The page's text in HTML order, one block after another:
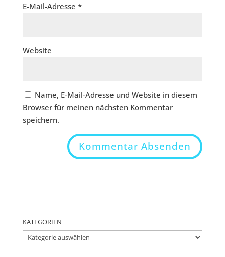
E-Mail-Adresse *
Website
Name, E-Mail-Adresse und Website in diesem
Browser für meinen nächsten Kommentar
speichern.
KATEGORIEN
Kategorien